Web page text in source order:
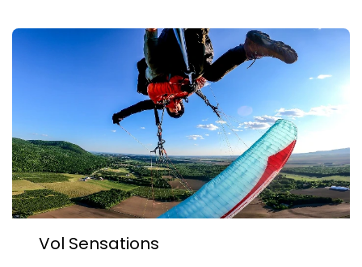
Vol Sensations